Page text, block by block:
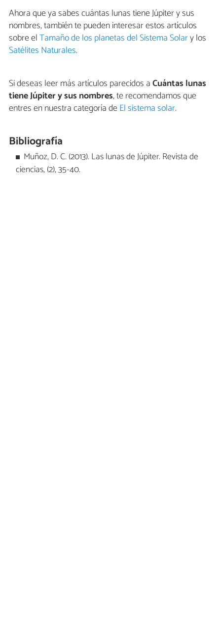
Ahora que ya sabes cuántas lunas tiene Júpiter y sus
nombres, también te pueden interesar estos artículos
sobre elTamaño de los planetas del Sistema Solary los
Satélites Naturales.
Si deseas leer más artículos parecidos aCuántas lunas
tiene Júpiter y sus nombres, te recomendamos que
entres en nuestra categoría deEl sistema solar.
Bibliografía
Muñoz, D. C. (2013). Las lunas de Júpiter. Revista de
ciencias, (2), 35-40.